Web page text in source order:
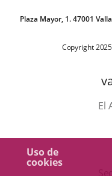
Uso de
cookies
Plaza Mayor, 1. 47001
Copyright
El